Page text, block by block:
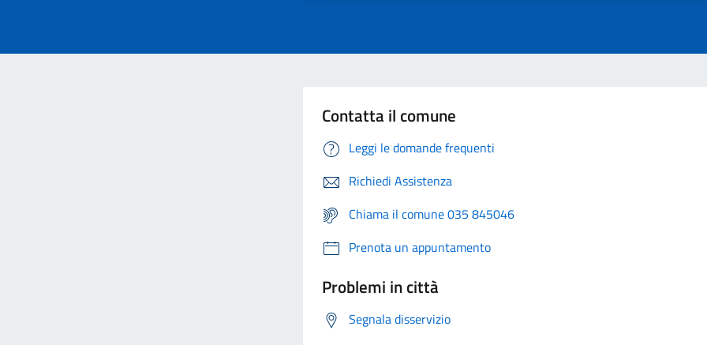
Contatta il comune
Leggi le domande frequenti
Richiedi Assistenza
Chiama il comune 035 845046
Prenota un appuntamento
Problemi in città
Segnala disservizio